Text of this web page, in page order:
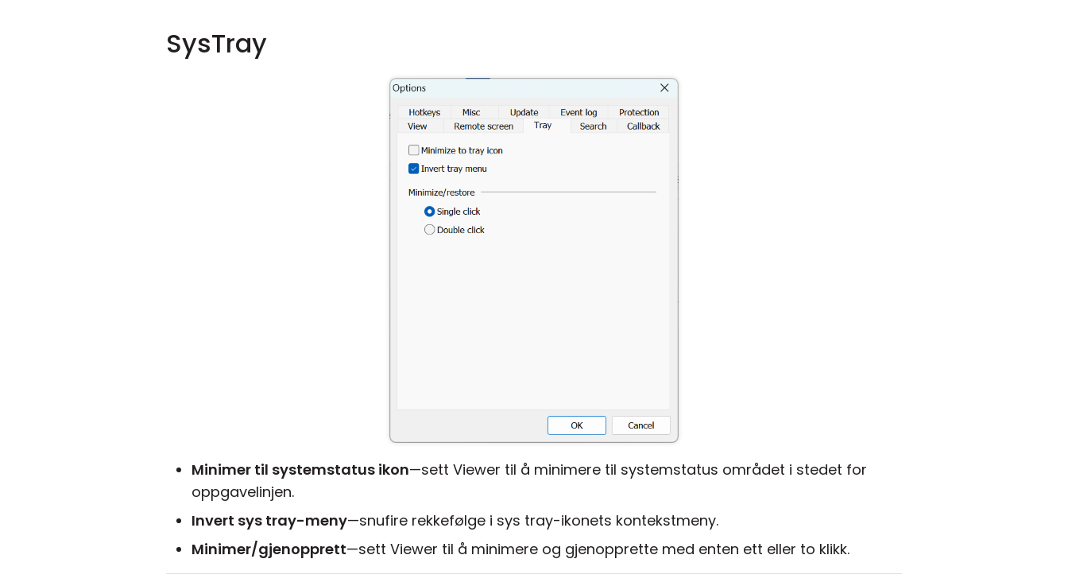
SysTray
Minimer til systemstatus ikon—sett Viewer til å minimere til systemstatus området i stedet for
oppgavelinjen.
Invert sys tray-meny—snufire rekkefølge i sys tray-ikonets kontekstmeny.
Minimer/gjenopprett—sett Viewer til å minimere og gjenopprette med enten ett eller to klikk.